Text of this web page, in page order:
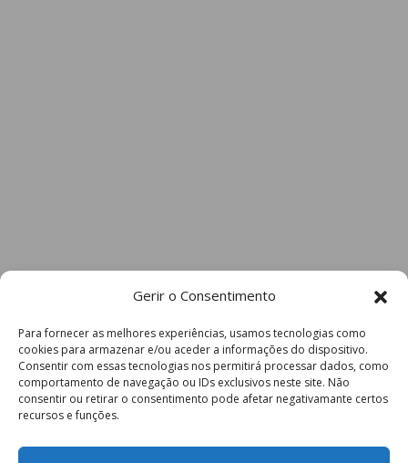
Gerir o Consentimento
Para fornecer as melhores experiências, usamos tecnologias como
cookies para armazenar e/ou aceder a informações do dispositivo.
Consentir com essas tecnologias nos permitirá processar dados, como
comportamento de navegação ou IDs exclusivos neste site. Não
consentir ou retirar o consentimento pode afetar negativamante certos
recursos e funções.